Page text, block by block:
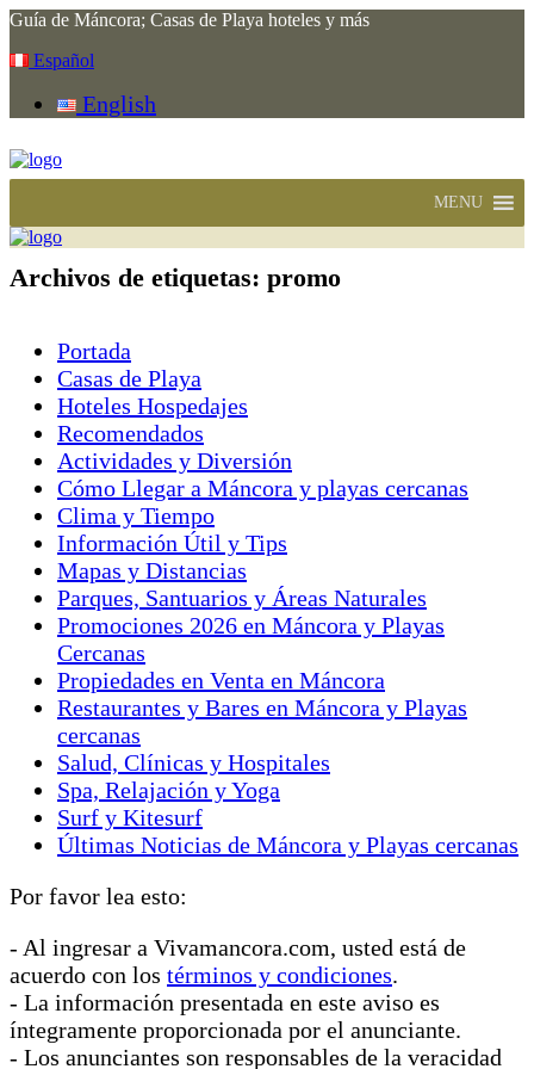
Guía de Máncora; Casas de Playa hoteles y más
Español
English
MENU
Archivos de etiquetas: promo
Portada
Casas de Playa
Hoteles Hospedajes
Recomendados
Actividades y Diversión
Cómo Llegar a Máncora y playas cercanas
Clima y Tiempo
Información Útil y Tips
Mapas y Distancias
Parques, Santuarios y Áreas Naturales
Promociones 2026 en Máncora y Playas
Cercanas
Propiedades en Venta en Máncora
Restaurantes y Bares en Máncora y Playas
cercanas
Salud, Clínicas y Hospitales
Spa, Relajación y Yoga
Surf y Kitesurf
Últimas Noticias de Máncora y Playas cercanas
Por favor lea esto:
- Al ingresar a Vivamancora.com, usted está de
acuerdo con los términos y condiciones.
- La información presentada en este aviso es
íntegramente proporcionada por el anunciante.
- Los anunciantes son responsables de la veracidad